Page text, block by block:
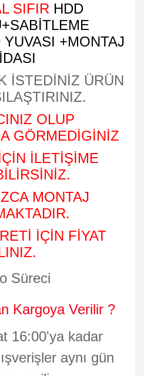
SIFIR HDD
+MONTAJ
İSTEDİNİZ ÜRÜN
OLUP
GÖRMEDİGİNİZ
İLETİŞİME
MONTAJ
İÇİN FİYAT
Süreci
Kargoya Verilir ?
16:00'ya kadar
aynı gün